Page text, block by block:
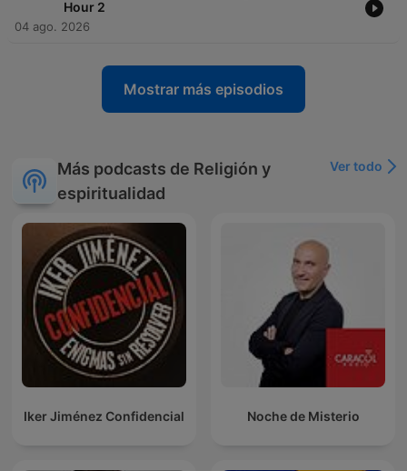
Hour 2
04 ago. 2026
Mostrar más episodios
Más podcasts de Religión y
espiritualidad
Ver todo
Iker Jiménez Confidencial Noche de Misterio